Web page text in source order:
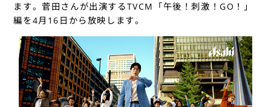
ます。菅田さんが出演するTVCM「午後！刺激！GO！」
編を4月16日から放映します。